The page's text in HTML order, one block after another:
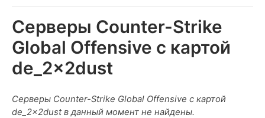
Серверы Counter-Strike
Global Offensive с картой
de_2x2dust
Серверы Counter-Strike Global Offensive с картой
de_2x2dust в данный момент не найдены.